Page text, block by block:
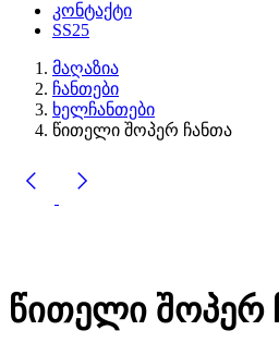
კონტაქტი
SS25
მაღაზია
ჩანთები
ხელჩანთები
წითელი შოპერ ჩანთა
წითელი შოპერ